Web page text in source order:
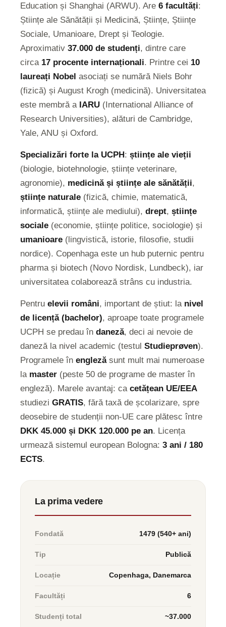
Education și Shanghai (ARWU). Are 6 facultăți:
Științe ale Sănătății și Medicină, Științe, Științe
Sociale, Umanioare, Drept și Teologie.
Aproximativ 37.000 de studenți, dintre care
circa 17 procente internaționali. Printre cei 10
laureați Nobel asociați se numără Niels Bohr
(fizică) și August Krogh (medicină). Universitatea
este membră a IARU (International Alliance of
Research Universities), alături de Cambridge,
Yale, ANU și Oxford.
Specializări forte la UCPH: științe ale vieții
(biologie, biotehnologie, științe veterinare,
agronomie), medicină și științe ale sănătății,
științe naturale (fizică, chimie, matematică,
informatică, științe ale mediului), drept, științe
sociale (economie, științe politice, sociologie) și
umanioare (lingvistică, istorie, filosofie, studii
nordice). Copenhaga este un hub puternic pentru
pharma și biotech (Novo Nordisk, Lundbeck), iar
universitatea colaborează strâns cu industria.
Pentru elevii români, important de știut: la nivel
de licență (bachelor), aproape toate programele
UCPH se predau în daneză, deci ai nevoie de
daneză la nivel academic (testul Studieprøven).
Programele în englezăsunt mult mai numeroase
la master (peste 50 de programe de master în
engleză). Marele avantaj: ca cetățean UE/EEA
studiezi GRATIS, fără taxă de școlarizare, spre
deosebire de studenții non-UE care plătesc între
DKK 45.000 și DKK 120.000 pe an. Licența
urmează sistemul european Bologna: 3 ani / 180
ECTS.
La prima vedere
Fondată 1479 (540+ ani)
Tip Publică
Locație Copenhaga, Danemarca
Facultăți 6
Studenți total ~37.000